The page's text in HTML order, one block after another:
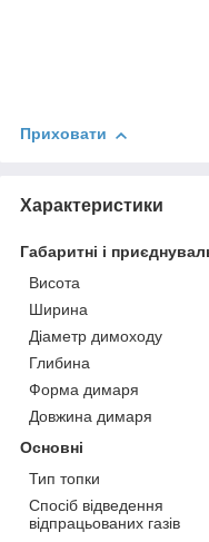
Приховати
Характеристики
Габаритні і
Висота
Ширина
Діаметр димоходу
Глибина
Форма димаря
Довжина димаря
Основні
Тип топки
Спосіб відведення
відпрацьованих газів